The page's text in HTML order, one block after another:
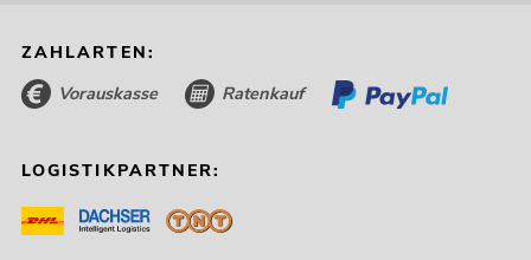
ZAHLARTEN:
Vorauskasse Ratenkauf
LOGISTIKPARTNER: